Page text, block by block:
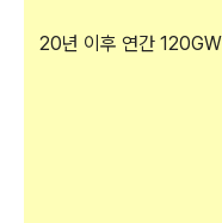
20년 이후 연간